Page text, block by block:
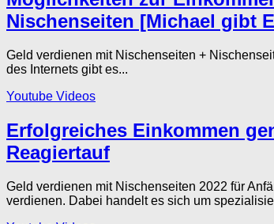
Nischenseiten [Michael gibt
Geld verdienen mit Nischenseiten +
des Internets gibt es...
Youtube Videos
Erfolgreiches Einkommen
Reagiertauf
Geld verdienen mit Nischenseiten 2022 für
verdienen. Dabei handelt es sich um